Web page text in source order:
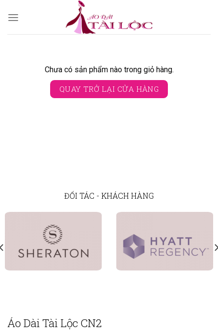
Chưa có sản phẩm nào trong giỏ hàng.
QUAY TRỞ LẠI CỬA HÀNG
ĐỐI TÁC - KHÁCH HÀNG
Áo Dài Tài Lộc CN2